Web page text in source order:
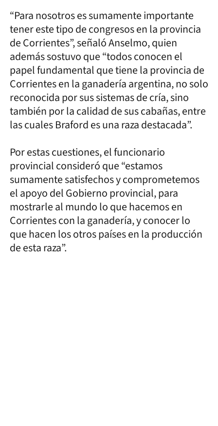
“Para nosotros es sumamente importante
tener este tipo de congresos en la provincia
de Corrientes”, señaló Anselmo, quien
además sostuvo que “todos conocen el
papel fundamental que tiene la provincia de
Corrientes en la ganadería argentina, no solo
reconocida por sus sistemas de cría, sino
también por la calidad de sus cabañas, entre
las cuales Braford es una raza destacada”.
Por estas cuestiones, el funcionario
provincial consideró que “estamos
sumamente satisfechos y comprometemos
el apoyo del Gobierno provincial, para
mostrarle al mundo lo que hacemos en
Corrientes con la ganadería, y conocer lo
que hacen los otros países en la producción
de esta raza”.